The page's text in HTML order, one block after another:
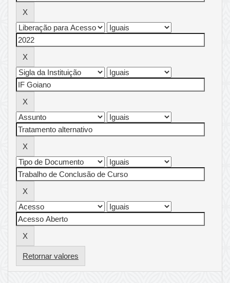
Retornar valores